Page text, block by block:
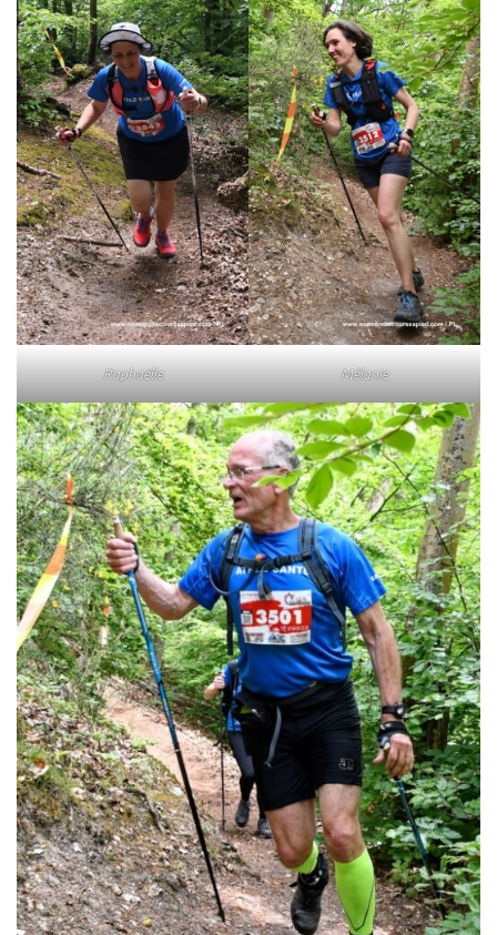
Raphaëlle Mélanie